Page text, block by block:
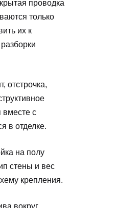
проводка
только
их к
отстрочка,
вместе с
в отделке.
на полу
стены и вес
крепления.
вокруг